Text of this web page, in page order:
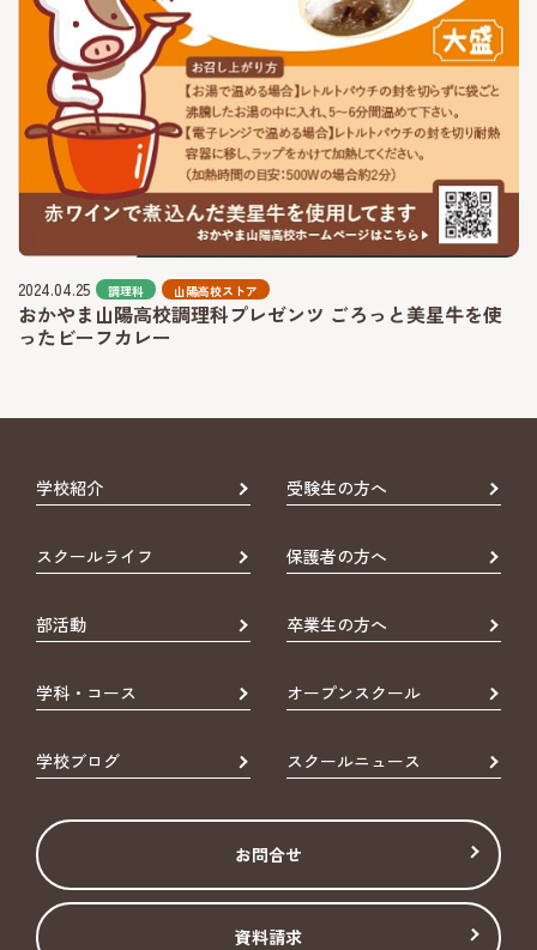
2024.04.25 調理科 山陽高校ストア
おかやま山陽高校調理科プレゼンツ ごろっと美星牛を使
ったビーフカレー
学校紹介 受験生の方へ
スクールライフ 保護者の方へ
部活動 卒業生の方へ
学科・コース オープンスクール
学校ブログ スクールニュース
お問合せ
資料請求